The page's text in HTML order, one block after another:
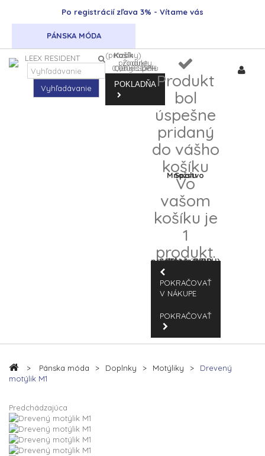
PÁNSKA MÓDA
Po registrácií zľava 3% - Vítame vás
Vyhľadávanie
Košík
(prázdny)
Žiadne produkty
0,00 € DPH
0,00 € Spolu
Ceny s DPH
POKLADŇA Produkt
bol
úspešne
pridaný
do vášho
košíku
Množstvo
Spolu
Vo
vašom
košíku je
1
produkt.
Spolu za produkty: (s DPH)
DPH 0,00 €
Spolu (s DPH)
POKRAČOVAŤ
V NÁKUPE
POKRAČOVAŤ
> Pánska móda > Doplnky > Motýliky >
Drevený
motýlik M1
Predchádzajúca